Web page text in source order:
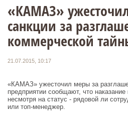
«КАМАЗ»
санкции за
коммерческой
21.07.2015, 10:17
«КАМАЗ» ужесточил меры за
предприятии сообщают, что наказание
несмотря на статус - рядовой ли
или топ-менеджер.